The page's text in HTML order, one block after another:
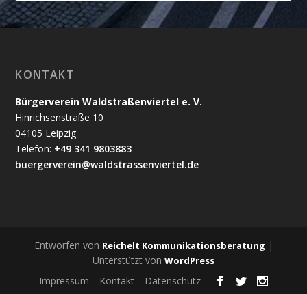
KONTAKT
Bürgerverein Waldstraßenviertel e. V.
Hinrichsenstraße 10
04105 Leipzig
Telefon: +49 341 9803883
buergerverein@waldstrassenviertel.de
Entworfen von Reichelt Kommunikationsberatung |
Unterstützt von WordPress
Impressum Kontakt Datenschutz